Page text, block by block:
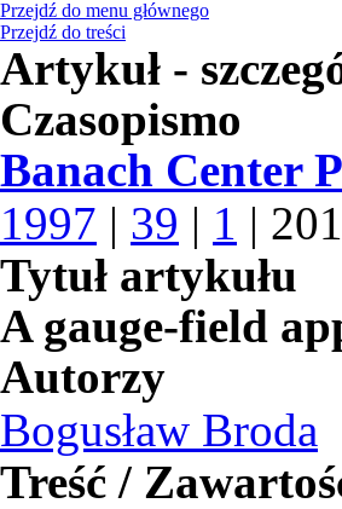
Przejdź do menu głównego
Przejdź do treści
Artykuł -
Czasopismo
Banach Center
1997 | 39 | 1 |
Tytuł artykułu
A gauge-field
Autorzy
Bogusław Broda
Treść /